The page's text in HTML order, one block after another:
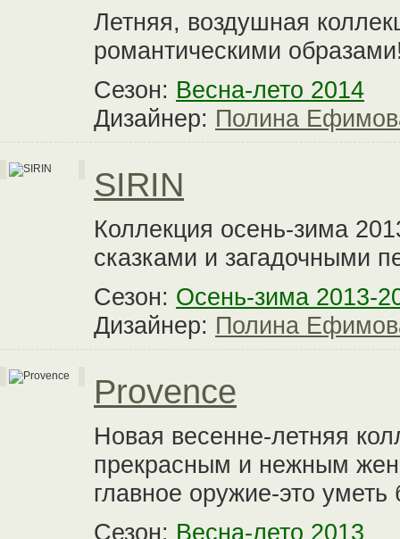
Летняя, воздушная
романтическими
Сезон: Весна-лето 2014
Дизайнер: Полина
SIRIN
Коллекция осень-зима
сказками и загадочными
Сезон: Осень-зима 2013-
Дизайнер: Полина
Provence
Новая весенне-летняя
прекрасным и нежным
главное оружие-это
Сезон: Весна-лето 2013